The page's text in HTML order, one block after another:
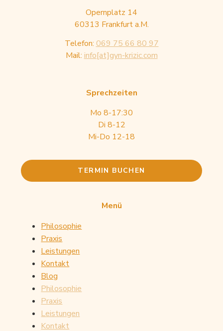
Opernplatz 14
60313 Frankfurt a.M.
Telefon: 069 75 66 80 97
Mail: info[at]gyn-krizic.com
Sprechzeiten
Mo 8-17:30
Di 8-12
Mi-Do 12-18
TERMIN BUCHEN
Menü
Philosophie
Praxis
Leistungen
Kontakt
Blog
Philosophie
Praxis
Leistungen
Kontakt
Mit dem
Laden der
Karte
akzeptieren